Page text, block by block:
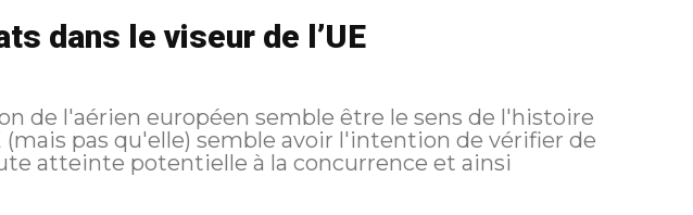
dans le viseur de l’UE
de l'aérien européen semble être le sens de l'histoire
semble avoir l'intention de vérifier de
atteinte potentielle à la concurrence et ainsi